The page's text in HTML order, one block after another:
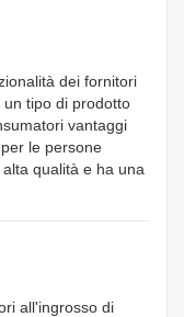
dei fornitori
tipo di prodotto
vantaggi
le persone
qualità e ha una
all'ingrosso di